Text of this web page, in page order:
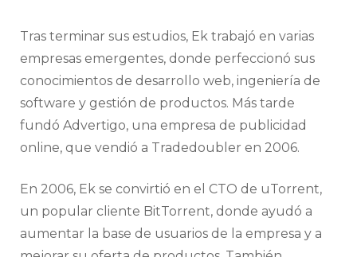
Tras terminar sus estudios, Ek trabajó en varias
empresas emergentes, donde perfeccionó sus
conocimientos de desarrollo web, ingeniería de
software y gestión de productos. Más tarde
fundó Advertigo, una empresa de publicidad
online, que vendió a Tradedoubler en 2006.
En 2006, Ek se convirtió en el CTO de uTorrent,
un popular cliente BitTorrent, donde ayudó a
aumentar la base de usuarios de la empresa y a